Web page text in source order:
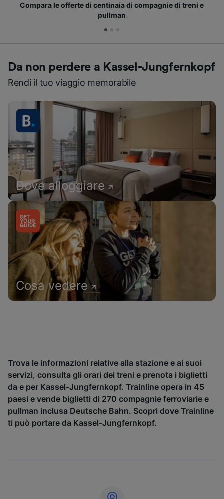
Compara le offerte di centinaia di compagnie di treni e
pullman
Da non perdere a Kassel-Jungfernkopf
Rendi il tuo viaggio memorabile
Dove alloggiare
Cosa vedere
Trova le informazioni relative alla stazione e ai suoi
servizi, consulta gli orari dei treni e prenota i biglietti
da e per Kassel-Jungfernkopf. Trainline opera in 45
paesi e vende biglietti di 270 compagnie ferroviarie e
pullman inclusa Deutsche Bahn. Scopri dove Trainline
ti può portare da Kassel-Jungfernkopf.